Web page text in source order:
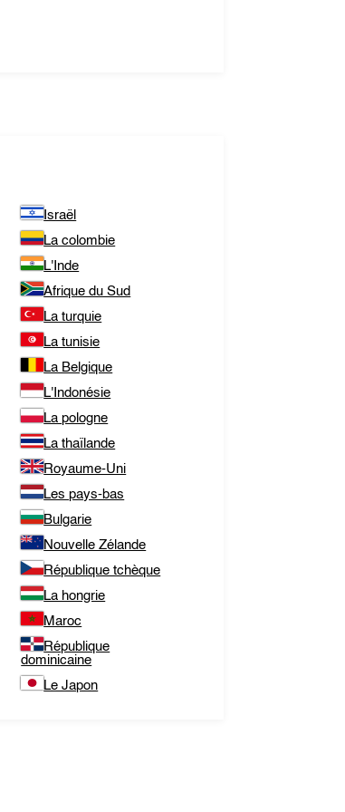
Israël
La colombie
L'Inde
Afrique du Sud
La turquie
La tunisie
La Belgique
L'Indonésie
La pologne
La thaïlande
Royaume-Uni
Les pays-bas
Bulgarie
Nouvelle Zélande
République tchèque
La hongrie
Maroc
République
dominicaine
Le Japon